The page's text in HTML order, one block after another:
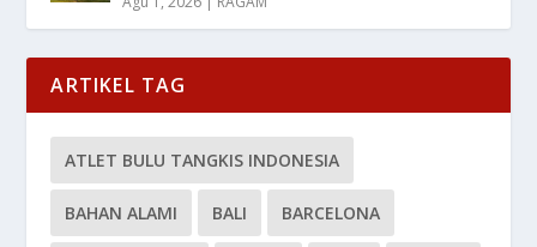
ARTIKEL TAG
ATLET BULU TANGKIS INDONESIA
BAHAN ALAMI BALI BARCELONA